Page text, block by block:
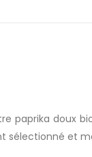
paprika doux
sélectionné et